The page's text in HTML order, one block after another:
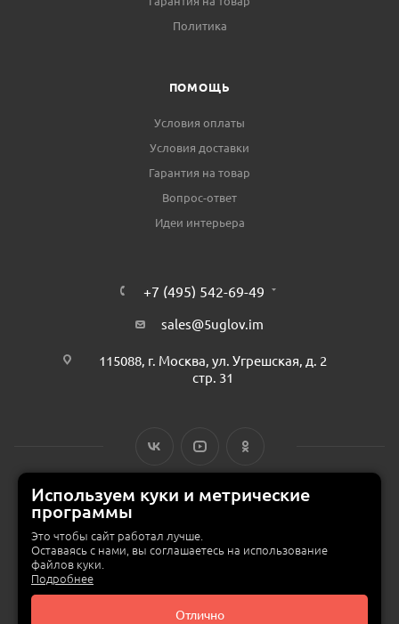
Политика
ПОМОЩЬ
Условия оплаты
Условия доставки
Гарантия на товар
Вопрос-ответ
Идеи интерьера
+7 (495) 542-69-49
sales@5uglov.im
115088, г. Москва, ул. Угрешская, д. 2
стр. 31
© 2015 — 2026 «MEBZILLA» (ex. 5UGLOV.IM) —
мебели в Москве
Используем куки и метрические
программы
Это чтобы сайт работал лучше.
Оставаясь с нами, вы соглашаетесь на использование
файлов куки.
Подробнее
Отлично